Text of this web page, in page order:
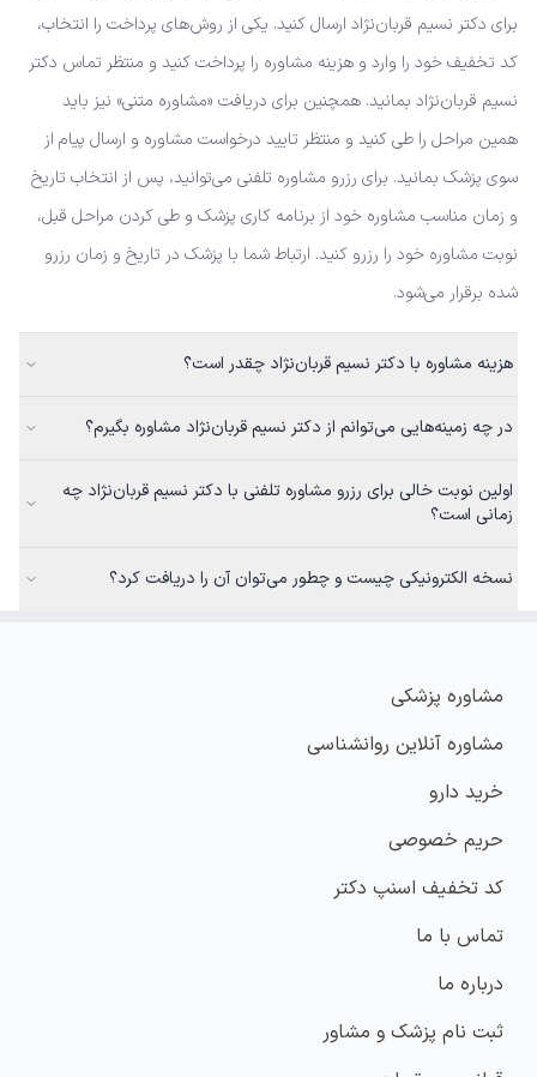
برای دکتر نسیم قربان‌نژاد ارسال کنید. یکی از روش‌های پرداخت را انتخاب،
کد تخفیف خود را وارد و هزینه مشاوره را پرداخت کنید و منتظر تماس دکتر
نسیم قربان‌نژاد بمانید. همچنین برای دریافت «مشاوره متنی» نیز باید
همین مراحل را طی کنید و منتظر تایید درخواست مشاوره و ارسال پیام از
سوی پزشک بمانید. برای رزرو مشاوره تلفنی می‌توانید، پس از انتخاب تاریخ
و زمان مناسب مشاوره خود از برنامه کاری پزشک و طی کردن مراحل قبل،
نوبت مشاوره خود را رزرو کنید. ارتباط شما با پزشک در تاریخ و زمان رزرو
شده برقرار می‌شود.
هزینه مشاوره با دکتر نسیم قربان‌نژاد چقدر است؟
در چه زمینه‌هایی می‌توانم از دکتر نسیم قربان‌نژاد مشاوره بگیرم؟
اولین نوبت خالی برای رزرو مشاوره تلفنی با دکتر نسیم قربان‌نژاد چه
زمانی است؟
نسخه الکترونیکی چیست و چطور می‌توان آن را دریافت کرد؟
مشاوره پزشکی
مشاوره آنلاین روانشناسی
خرید دارو
حریم خصوصی
کد تخفیف اسنپ دکتر
تماس با ما
درباره ما
ثبت نام پزشک و مشاور